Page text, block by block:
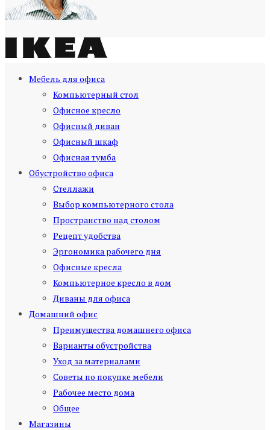
Мебель для офиса
Компьютерный стол
Офисное кресло
Офисный диван
Офисный шкаф
Офисная тумба
Обустройство офиса
Стеллажи
Выбор компьютерного стола
Пространство над столом
Рецепт удобства
Эргономика рабочего дня
Офисные кресла
Компьютерное кресло в дом
Диваны для офиса
Домашний офис
Преимущества домашнего офиса
Варианты обустройства
Уход за материалами
Советы по покупке мебели
Рабочее место дома
Общее
Магазины